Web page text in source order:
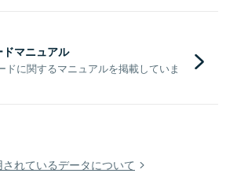
マニュアル
ドに関するマニュアルを掲載していま
れているデータについて